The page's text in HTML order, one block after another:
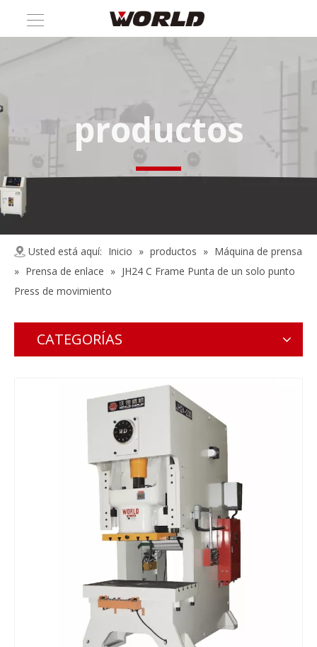
productos
Usted está aquí: Inicio » productos » Máquina de prensa
» Prensa de enlace » JH24 C Frame Punta de un solo punto
Press de movimiento
CATEGORÍAS